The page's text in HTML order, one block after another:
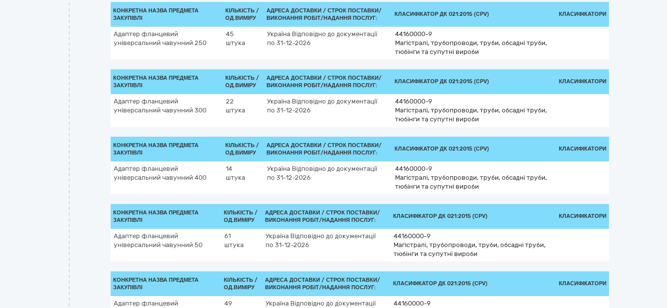
КОНКРЕТНА НАЗВА ПРЕДМЕТА
ЗАКУПІВЛІ
КІЛЬКІСТЬ /
ОД.ВИМІРУ
АДРЕСА ДОСТАВКИ / СТРОК ПОСТАВКИ/
ВИКОНАННЯ РОБІТ/НАДАННЯ ПОСЛУГ:
КЛАСИФІКАТОР ДК 021:2015 (CPV) КЛАСИФІКАТОРИ
Адаптер фланцевий
універсальний чавунний 250
45
штука
Україна Відповідно до документації
по 31-12-2026
44160000-9
Магістралі, трубопроводи, труби, обсадні труби,
тюбінги та супутні вироби
КОНКРЕТНА НАЗВА ПРЕДМЕТА
ЗАКУПІВЛІ
КІЛЬКІСТЬ /
ОД.ВИМІРУ
АДРЕСА ДОСТАВКИ / СТРОК ПОСТАВКИ/
ВИКОНАННЯ РОБІТ/НАДАННЯ ПОСЛУГ:
КЛАСИФІКАТОР ДК 021:2015 (CPV) КЛАСИФІКАТОРИ
Адаптер фланцевий
універсальний чавунний 300
22
штука
Україна Відповідно до документації
по 31-12-2026
44160000-9
Магістралі, трубопроводи, труби, обсадні труби,
тюбінги та супутні вироби
КОНКРЕТНА НАЗВА ПРЕДМЕТА
ЗАКУПІВЛІ
КІЛЬКІСТЬ /
ОД.ВИМІРУ
АДРЕСА ДОСТАВКИ / СТРОК ПОСТАВКИ/
ВИКОНАННЯ РОБІТ/НАДАННЯ ПОСЛУГ:
КЛАСИФІКАТОР ДК 021:2015 (CPV) КЛАСИФІКАТОРИ
Адаптер фланцевий
універсальний чавунний 400
14
штука
Україна Відповідно до документації
по 31-12-2026
44160000-9
Магістралі, трубопроводи, труби, обсадні труби,
тюбінги та супутні вироби
КОНКРЕТНА НАЗВА ПРЕДМЕТА
ЗАКУПІВЛІ
КІЛЬКІСТЬ /
ОД.ВИМІРУ
АДРЕСА ДОСТАВКИ / СТРОК ПОСТАВКИ/
ВИКОНАННЯ РОБІТ/НАДАННЯ ПОСЛУГ:
КЛАСИФІКАТОР ДК 021:2015 (CPV) КЛАСИФІКАТОРИ
Адаптер фланцевий
універсальний чавунний 50
61
штука
Україна Відповідно до документації
по 31-12-2026
44160000-9
Магістралі, трубопроводи, труби, обсадні труби,
тюбінги та супутні вироби
КОНКРЕТНА НАЗВА ПРЕДМЕТА
ЗАКУПІВЛІ
КІЛЬКІСТЬ /
ОД.ВИМІРУ
АДРЕСА ДОСТАВКИ / СТРОК ПОСТАВКИ/
ВИКОНАННЯ РОБІТ/НАДАННЯ ПОСЛУГ:
КЛАСИФІКАТОР ДК 021:2015 (CPV) КЛАСИФІКАТОРИ
Адаптер фланцевий
49
Україна Відповідно до документації
44160000-9